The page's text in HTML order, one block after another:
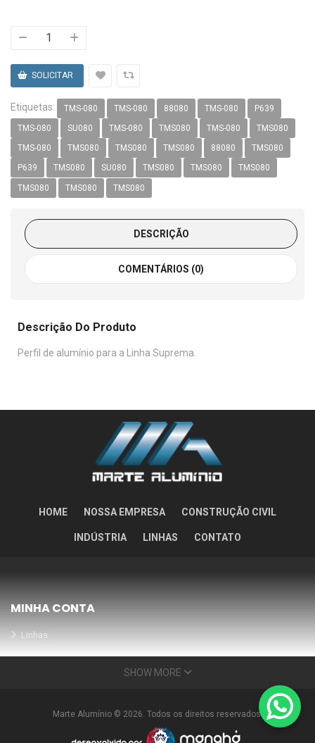
Etiquetas: TMS-080 TMS-080 88080 TMS-080 P639
TMS-080 SU080 TMS-080 TMS080 TMS-080 TMS080
TMS-080 TMS080 TMS080 TMS080 88080 TMS080
P639 TMS080 SU080 TMS080 TMS080 TMS080
TMS080 TMS080 TMS080
DESCRIÇÃO
COMENTÁRIOS (0)
Descrição Do Produto
Perfil de alumínio para a Linha Suprema.
HOME NOSSA EMPRESA CONSTRUÇÃO CIVIL
INDÚSTRIA LINHAS CONTATO
MINHA CONTA
Linhas
Meus Orçamentos
Condições Especiais
SHOW MORE
Marte Alumínio © 2026. Todos os direitos reservados.